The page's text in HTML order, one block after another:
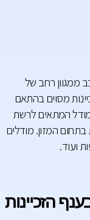
ממגוון רחב של
מסוים בהתאם
מודל המתאים לרשת
המזון. מודלים
ועוד.
הזכיינות